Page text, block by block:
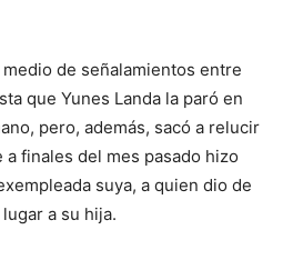
de señalamientos entre
que Yunes Landa la paró en
pero, además, sacó a relucir
finales del mes pasado hizo
suya, a quien dio de
a su hija.